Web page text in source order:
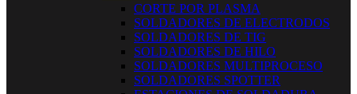
CORTE POR PLASMA
SOLDADORES DE ELECTRODOS
SOLDADORES DE TIG
SOLDADORES DE HILO
SOLDADORES MULTIPROCESO
SOLDADORES SPOTTER